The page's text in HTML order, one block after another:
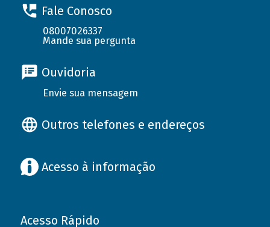
Fale Conosco
08007026337
Mande sua pergunta
Ouvidoria
Envie sua mensagem
Outros telefones e endereços
Acesso à informação
Acesso Rápido